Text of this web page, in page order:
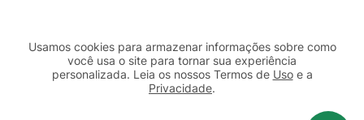
Usamos cookies para armazenar informações sobre como
você usa o site para tornar sua experiência
personalizada. Leia os nossos Termos de Usoe a
Privacidade.